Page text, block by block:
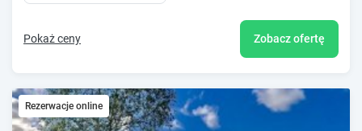
Pokaż ceny Zobacz ofertę
Rezerwacje online